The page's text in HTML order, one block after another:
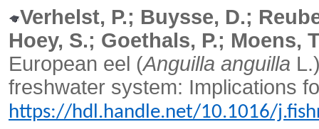
Verhelst, P.; Buysse, D.;
Hoey, S.; Goethals, P.; Moens,
European eel (Anguilla anguilla
freshwater system: Implications
https://hdl.handle.net/10.1016/